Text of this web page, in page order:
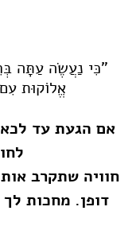
"כִּי נַעֲשֶׂה עַתָּה
אֱלוֹקוּת
אם הגעת עד
חוויה שתקרב
דופן. מחכות